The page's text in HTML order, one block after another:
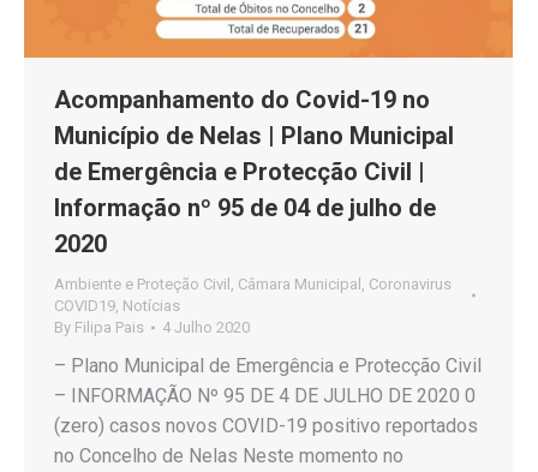
Acompanhamento do Covid-19 no
Município de Nelas | Plano Municipal
de Emergência e Protecção Civil |
Informação nº 95 de 04 de julho de
2020
Ambiente e Proteção Civil Câmara Municipal Coronavirus
COVID19 Notícias
By Filipa Pais 4 Julho 2020
– Plano Municipal de Emergência e Protecção Civil
– INFORMAÇÃO Nº 95 DE 4 DE JULHO DE 2020 0
(zero) casos novos COVID-19 positivo reportados
no Concelho de Nelas Neste momento no